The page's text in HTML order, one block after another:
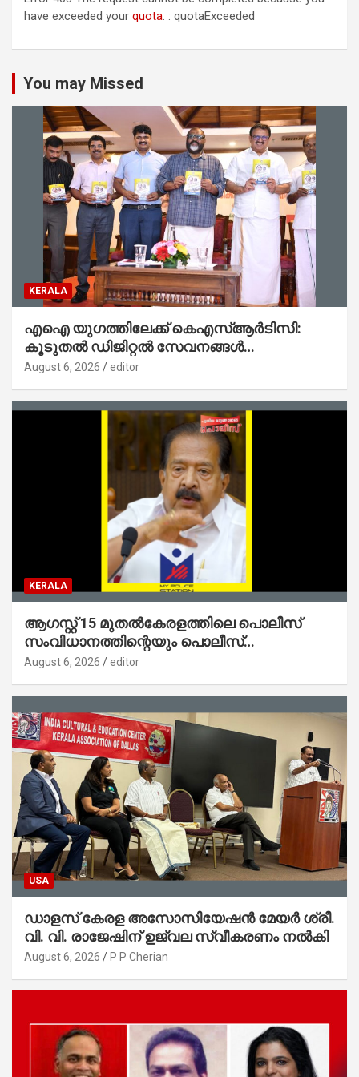
have exceeded your quota. : quotaExceeded
You may Missed
KERALA
എഐ യുഗത്തിലേക്ക് കെഎസ്ആർടിസി:
കൂടുതൽ ഡിജിറ്റൽ സേവനങ്ങൾ
ജനങ്ങളിലേക്കെത്തിക്കും – മന്ത്രി സി പി
August 6, 2026 editor
KERALA
ആഗസ്റ്റ് 15 മുതല്‍കേരളത്തിലെ പൊലീസ്
സംവിധാനത്തിന്റെയും പൊലീസ്
സ്റ്റേഷനുകളുടെയും മുഖഛായ മാറുകയാണ് :
August 6, 2026 editor
USA
ഡാളസ് കേരള അസോസിയേഷൻ മേയർ ശ്രീ.
വി. വി. രാജേഷിന് ഉജ്വല സ്വീകരണം നൽകി
August 6, 2026 P P Cherian